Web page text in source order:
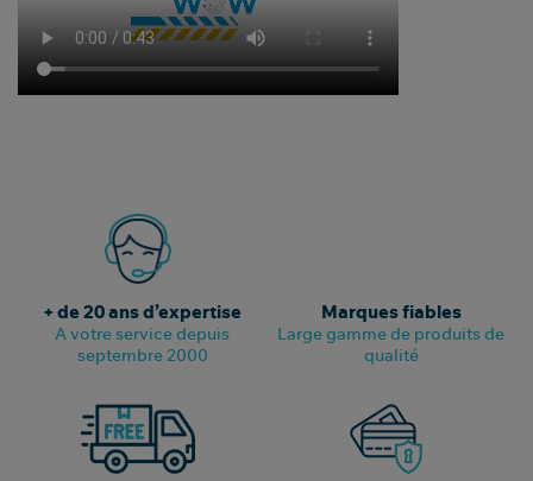
+ de 20 ans d’expertise
A votre service depuis
septembre 2000
Marques fiables
Large gamme de produits de
qualité